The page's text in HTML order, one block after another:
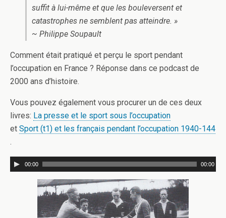
suffit à lui-même et que les bouleversent et
catastrophes ne semblent pas atteindre. »
~ Philippe Soupault
Comment était pratiqué et perçu le sport pendant
l’occupation en France ? Réponse dans ce podcast de
2000 ans d’histoire.
Vous pouvez également vous procurer un de ces deux
livres: La presse et le sport sous l’occupation
et Sport (t1) et les français pendant l’occupation 1940-144
.
00:00 00:00